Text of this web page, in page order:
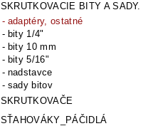
SKRUTKOVACIE BITY A SADY.
adaptéry, ostatné
bity 1/4"
bity 10 mm
bity 5/16"
nadstavce
sady bitov
SKRUTKOVAČE
SŤAHOVÁKY_PÁČIDLÁ